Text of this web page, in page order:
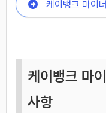
케이뱅크 마이
케이뱅크 마
사항